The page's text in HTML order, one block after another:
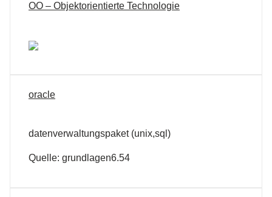
OO – Objektorientierte Technologie
oracle
datenverwaltungspaket (unix,sql)
Quelle: grundlagen6.54